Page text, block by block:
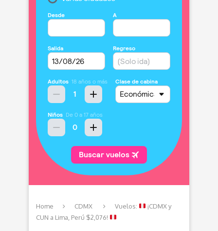
Home CDMX Vuelos:
¡CDMX y
CUN a Lima, Perú $2,076!